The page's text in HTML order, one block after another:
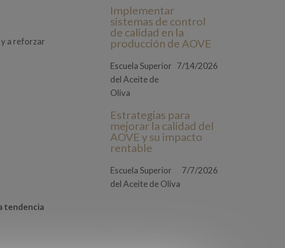
a reforzar
tendencia
Implementar
sistemas de control
de calidad en la
producción de AOVE
Escuela Superior
del Aceite de
Oliva
7/14/2026
Estrategias para
mejorar la calidad del
AOVE y su impacto
rentable
Escuela Superior
del Aceite de Oliva
7/7/2026